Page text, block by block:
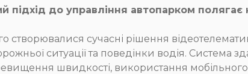
підхід до управління автопарком
створювалися сучасні рішення
ситуації та поведінки водія. Система
швидкості, використання мобільного